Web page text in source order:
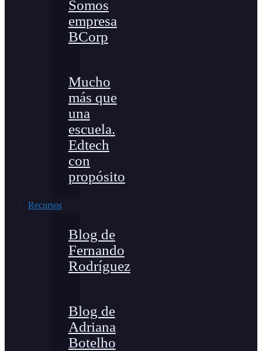
Somos
empresa
BCorp
Mucho
más que
una
escuela.
Edtech
con
propósito
Recursos
Blog de
Fernando
Rodríguez
Blog de
Adriana
Botelho